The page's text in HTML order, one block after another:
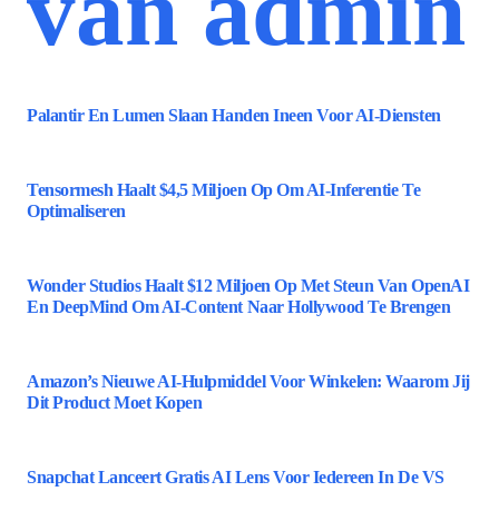
Palantir En Lumen Slaan Handen Ineen Voor AI-Diensten
Tensormesh Haalt $4,5 Miljoen Op Om AI-Inferentie Te
Optimaliseren
Wonder Studios Haalt $12 Miljoen Op Met Steun Van OpenAI
En DeepMind Om AI-Content Naar Hollywood Te Brengen
Amazon’s Nieuwe AI-Hulpmiddel Voor Winkelen: Waarom Jij
Dit Product Moet Kopen
Snapchat Lanceert Gratis AI Lens Voor Iedereen In De VS